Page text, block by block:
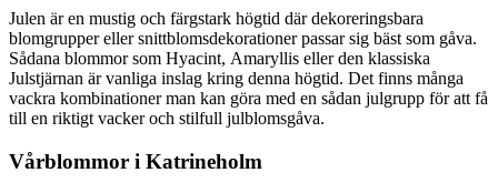
Julen är en mustig och färgstark högtid där dekoreringsbara
blomgrupper eller snittblomsdekorationer passar sig bäst som gåva.
Sådana blommor som Hyacint, Amaryllis eller den klassiska
Julstjärnan är vanliga inslag kring denna högtid. Det finns många
vackra kombinationer man kan göra med en sådan julgrupp för att få
till en riktigt vacker och stilfull julblomsgåva.
Vårblommor i Katrineholm